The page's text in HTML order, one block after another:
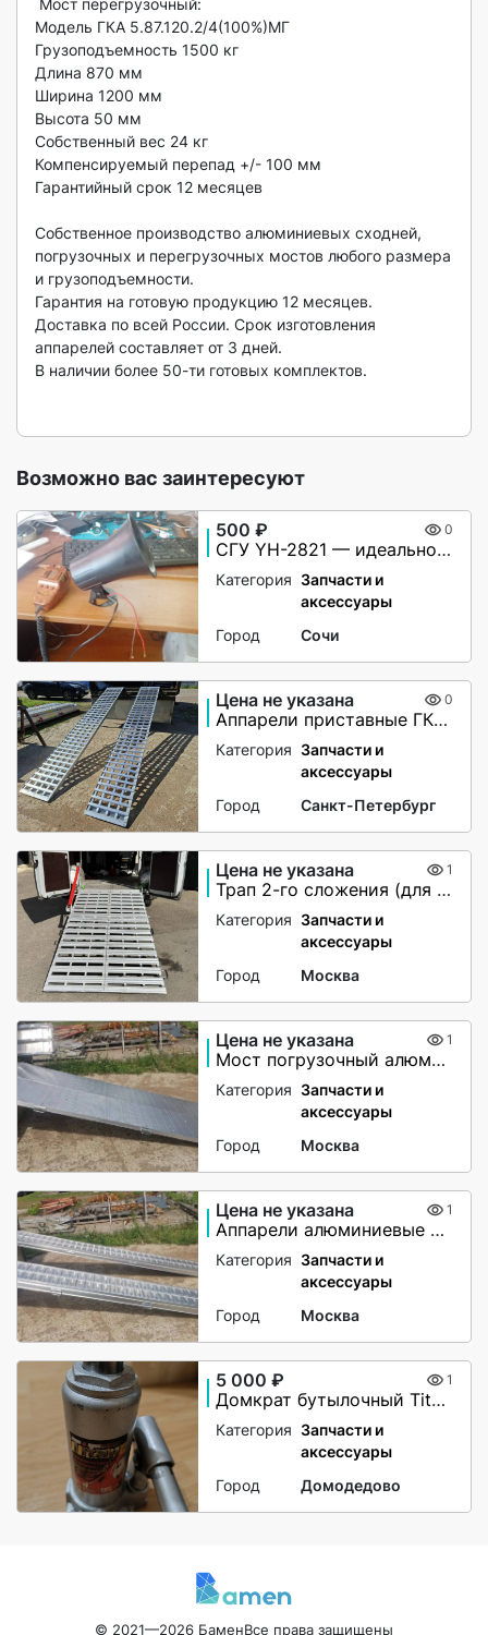
Модель ГКА 5.87.120.2/4(100%)МГ
Грузоподъемность 1500 кг
Длина 870 мм
Ширина 1200 мм
Высота 50 мм
Собственный вес 24 кг
Компенсируемый перепад +/- 100 мм
Гарантийный срок 12 месяцев
Собственное производство алюминиевых сходней,
погрузочных и перегрузочных мостов любого размера
и грузоподъемности.
Гарантия на готовую продукцию 12 месяцев.
Доставка по всей России. Срок изготовления
аппарелей составляет от 3 дней.
В наличии более 50-ти готовых комплектов.
Возможно вас заинтересуют
500 ₽ 0
СГУ YH-2821 — идеальное решение для вашей автомашины!
Категория Запчасти и
аксессуары
Город
Сочи
Цена не указана 0
Аппарели приставные ГКА 5.350.40 2/3
Категория Запчасти и
аксессуары
Город
Санкт-Петербург
Цена не указана 1
Трап 2-го сложения (для мото-вездеходов) не поворотный
Категория Запчасти и
аксессуары
Город
Москва
Цена не указана 1
Мост погрузочный алюминиевый
Категория Запчасти и
аксессуары
Город
Москва
Цена не указана 1
Аппарели алюминиевые 6000 кг
Категория Запчасти и
аксессуары
Город
Москва
5 000 ₽ 1
Домкрат бутылочный Titan 4т (180 — 350 мм)
Категория Запчасти и
аксессуары
Город
Домодедово
© 2021—2026 БаменВсе права защищены